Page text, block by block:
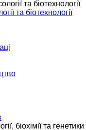
та біотехнології